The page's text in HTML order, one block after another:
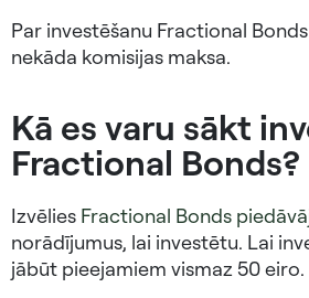
Par investēšanu Fractional
nekāda komisijas maksa.
Kā es varu sākt
Fractional Bonds?
Izvēlies Fractional Bonds
norādījumus, lai investētu. Lai
jābūt pieejamiem vismaz 50 eiro.